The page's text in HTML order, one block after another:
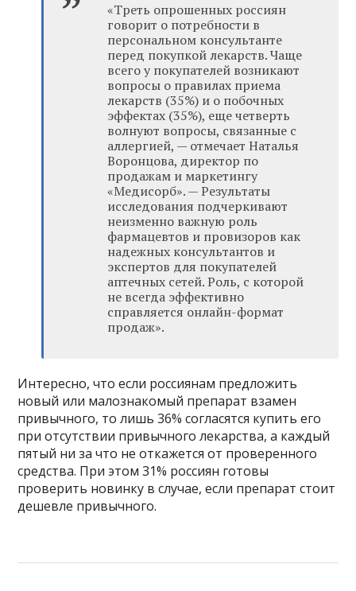
«Треть опрошенных россиян
говорит о потребности в
персональном консультанте
перед покупкой лекарств. Чаще
всего у покупателей возникают
вопросы о правилах приема
лекарств (35%) и о побочных
эффектах (35%), еще четверть
волнуют вопросы, связанные с
аллергией, — отмечает Наталья
Воронцова, директор по
продажам и маркетингу
«Медисорб». — Результаты
исследования подчеркивают
неизменно важную роль
фармацевтов и провизоров как
надежных консультантов и
экспертов для покупателей
аптечных сетей. Роль, с которой
не всегда эффективно
справляется онлайн-формат
продаж».
Интересно, что если россиянам предложить
новый или малознакомый препарат взамен
привычного, то лишь 36% согласятся купить его
при отсутствии привычного лекарства, а каждый
пятый ни за что не откажется от проверенного
средства. При этом 31% россиян готовы
проверить новинку в случае, если препарат стоит
дешевле привычного.